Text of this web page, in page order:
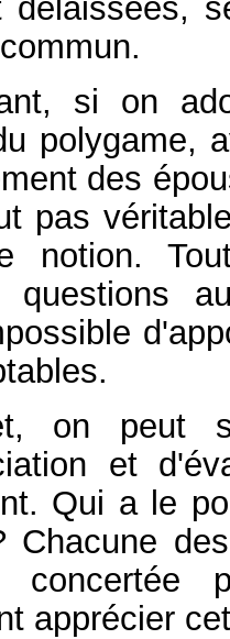
délaissées,
si on
polygame,
des
pas
notion.
questions
on peut
et
Qui a le
Chacune
apprécier